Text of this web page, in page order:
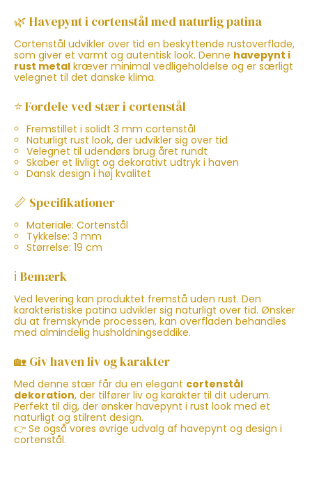
🌿 Havepynt i cortenstål med naturlig patina
Cortenstål udvikler over tid en beskyttende rustoverflade,
som giver et varmt og autentisk look. Denne havepynt i
rust metal kræver minimal vedligeholdelse og er særligt
velegnet til det danske klima.
⭐ Fordele ved stær i cortenstål
Fremstillet i solidt 3 mm cortenstål
Naturligt rust look, der udvikler sig over tid
Velegnet til udendørs brug året rundt
Skaber et livligt og dekorativt udtryk i haven
Dansk design i høj kvalitet
📏 Specifikationer
Materiale: Cortenstål
Tykkelse: 3 mm
Størrelse: 19 cm
ℹ️ Bemærk
Ved levering kan produktet fremstå uden rust. Den
karakteristiske patina udvikler sig naturligt over tid. Ønsker
du at fremskynde processen, kan overfladen behandles
med almindelig husholdningseddike.
🏡 Giv haven liv og karakter
Med denne stær får du en elegant cortenstål
dekoration, der tilfører liv og karakter til dit uderum.
Perfekt til dig, der ønsker havepynt i rust look med et
naturligt og stilrent design.
👉 Se også vores øvrige udvalg af havepynt og design i
cortenstål.